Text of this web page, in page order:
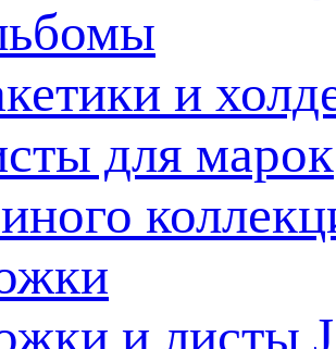
и
для марок
и листы